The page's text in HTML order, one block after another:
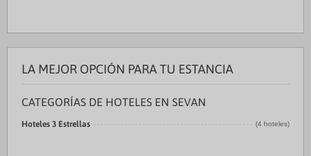
LA MEJOR OPCIÓN PARA TU ESTANCIA
CATEGORÍAS DE HOTELES EN SEVAN
Hoteles 3 Estrellas (4 hoteles)